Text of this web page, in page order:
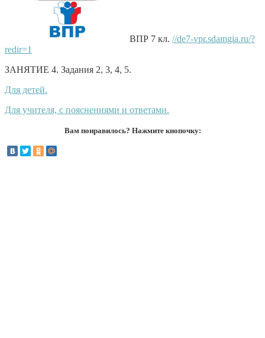
ВПР 7 кл. //de7-vpr.sdamgia.ru/?
redir=1
ЗАНЯТИЕ 4. Задания 2, 3, 4, 5.
Для детей.
Для учителя, с пояснениями и ответами.
Вам понравилось? Нажмите кнопочку: